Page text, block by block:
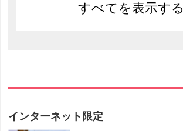
すべてを表示する
インターネット限定